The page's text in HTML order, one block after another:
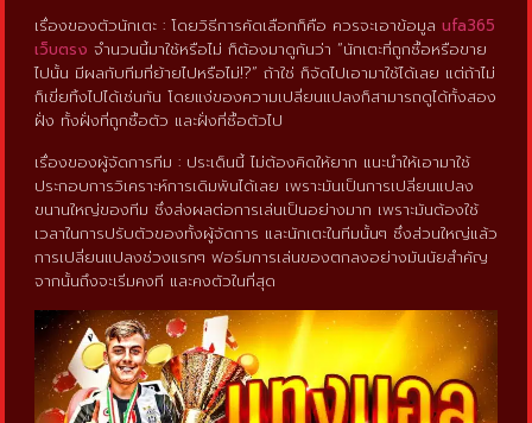
เรื่องของตัวนักเตะ : โดยวิธีการคัดเลือกก็คือ ควรจะเอาข้อมูล ufa365
เว็บตรง จำนวนนี้มาใช้หรือไม่ ก็ต้องมาดูกันว่า “นักเตะที่ถูกซื้อหรือขาย
ไปนั้น มีผลกับทีมที่ย้ายไปหรือไม่!?” ถ้าใช่ ก็จัดไปเอามาใช้ได้เลย แต่ถ้าไม่
ก็เขี่ยทิ้งไปได้เช่นกัน โดยแง่ของความเปลี่ยนแปลงก็สามารถดูได้ทั้งสอง
ฝั่ง ทั้งฝั่งที่ถูกซื้อตัว และฝั่งที่ซื้อตัวไป
เรื่องของผู้จัดการทีม : ประเด็นนี้ ไม่ต้องคิดให้ยาก แนะนำให้เอามาใช้
ประกอบการวิเคราะห์การเดิมพันได้เลย เพราะมันเป็นการเปลี่ยนแปลง
ขนานใหญ่ของทีม ซึ่งส่งผลต่อการเล่นเป็นอย่างมาก เพราะมันต้องใช้
เวลาในการปรับตัวของทั้งผู้จัดการ และนักเตะในทีมนั้นๆ ซึ่งส่วนใหญ่แล้ว
การเปลี่ยนแปลงช่วงแรกๆ ฟอร์มการเล่นของตกลงอย่างมันนัยสำคัญ
จากนั้นถึงจะเริ่มคงที และคงตัวในที่สุด